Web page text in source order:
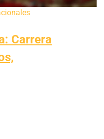
Carrera